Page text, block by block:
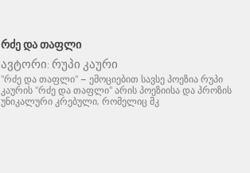
ᲠᲫᲔ ᲓᲐ ᲗᲐᲤᲚᲘ
ავტორი: რუპი კაური
"რძე და თაფლი" – ემოციებით სავსე პოეზია რუპი
კაურის "რძე და თაფლი" არის პოეზიისა და პროზის
უნიკალური კრებული, რომელიც მკ